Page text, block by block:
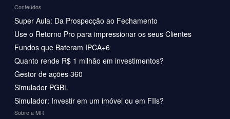
Conteúdos
Super Aula: Da Prospecção ao Fechamento
Use o Retorno Pro para impressionar os seus Clientes
Fundos que Bateram IPCA+6
Quanto rende R$ 1 milhão em investimentos?
Gestor de ações 360
Simulador PGBL
Simulador: Investir em um imóvel ou em FIIs?
Sobre a MR